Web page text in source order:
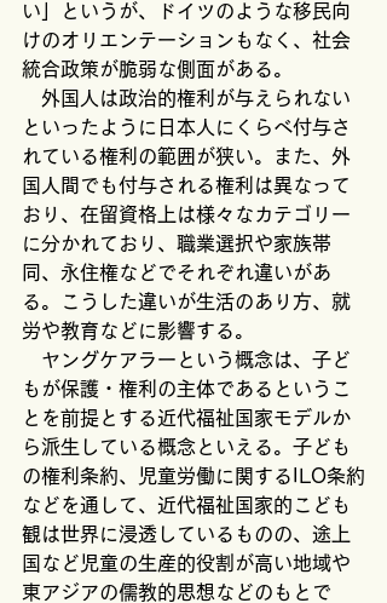
い」というが、ドイツのような移民向
けのオリエンテーションもなく、社会
統合政策が脆弱な側面がある。
外国人は政治的権利が与えられない
といったように日本人にくらべ付与さ
れている権利の範囲が狭い。また、外
国人間でも付与される権利は異なって
おり、在留資格上は様々なカテゴリー
に分かれており、職業選択や家族帯
同、永住権などでそれぞれ違いがあ
る。こうした違いが生活のあり方、就
労や教育などに影響する。
ヤングケアラーという概念は、子ど
もが保護・権利の主体であるというこ
とを前提とする近代福祉国家モデルか
ら派生している概念といえる。子ども
の権利条約、児童労働に関するILO条約
などを通して、近代福祉国家的こども
観は世界に浸透しているものの、途上
国など児童の生産的役割が高い地域や
東アジアの儒教的思想などのもとで